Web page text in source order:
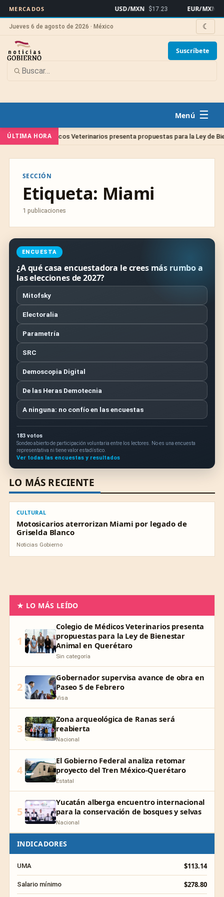
MERCADOS USD/MXN $17.23 EUR/MXN
Jueves 6 de agosto de 2026 · México ☾
Suscríbete
☰
ÚLTIMA HORA
de Médicos Veterinarios presenta propuestas para la Ley de
SECCIÓN
Etiqueta: Miami
1 publicaciones
ENCUESTA
¿A qué casa encuestadora le crees más rumbo a
las elecciones de 2027?
Mitofsky
Electoralia
Parametría
SRC
Demoscopia Digital
De las Heras Demotecnia
A ninguna: no confío en las encuestas
183 votos
Sondeo abierto de participación voluntaria entre los lectores. No es una encuesta
representativa ni tiene valor estadístico.
Ver todas las encuestas y resultados
LO MÁS RECIENTE
CULTURAL
Motosicarios aterrorizan Miami por legado de
Griselda Blanco
Noticias Gobierno
★ LO MÁS LEÍDO
1
Colegio de Médicos Veterinarios presenta
propuestas para la Ley de Bienestar
Animal en Querétaro
Sin categoría
2
Gobernador supervisa avance de obra en
Paseo 5 de Febrero
Visa
3
Zona arqueológica de Ranas será
reabierta
Nacional
4
El Gobierno Federal analiza retomar
proyecto del Tren México-Querétaro
Estatal
5
Yucatán alberga encuentro internacional
para la conservación de bosques y selvas
Nacional
INDICADORES
UMA $113.14
Salario mínimo $278.80